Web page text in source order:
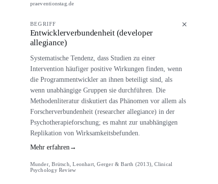
praeventionstag.de
BEGRIFF
Entwicklerverbundenheit (developer
allegiance)
Systematische Tendenz, dass Studien zu einer
Intervention häufiger positive Wirkungen finden, wenn
die Programmentwickler an ihnen beteiligt sind, als
wenn unabhängige Gruppen sie durchführen. Die
Methodenliteratur diskutiert das Phänomen vor allem als
Forscherverbundenheit (researcher allegiance) in der
Psychotherapieforschung; es mahnt zur unabhängigen
Replikation von Wirksamkeitsbefunden.
Mehr erfahren →
Munder, Brütsch, Leonhart, Gerger & Barth (2013), Clinical
Psychology Review